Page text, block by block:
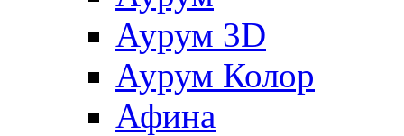
Аурум 3D
Аурум Колор
Афина